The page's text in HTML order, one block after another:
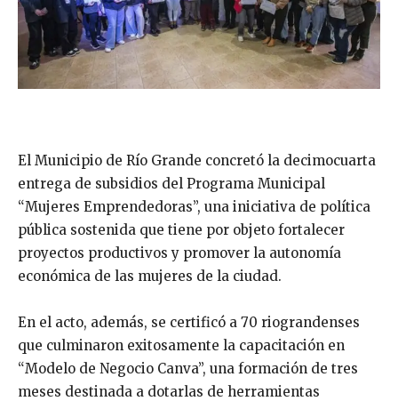
El Municipio de Río Grande concretó la decimocuarta
entrega de subsidios del Programa Municipal
“Mujeres Emprendedoras”, una iniciativa de política
pública sostenida que tiene por objeto fortalecer
proyectos productivos y promover la autonomía
económica de las mujeres de la ciudad.
En el acto, además, se certificó a 70 riograndenses
que culminaron exitosamente la capacitación en
“Modelo de Negocio Canva”, una formación de tres
meses destinada a dotarlas de herramientas